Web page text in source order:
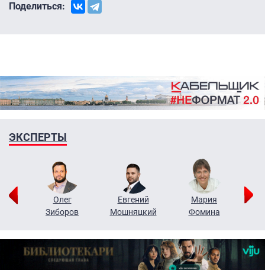
Поделиться:
ЭКСПЕРТЫ
Олег
Зиборов
Евгений
Мошняцкий
Мария
Фомина